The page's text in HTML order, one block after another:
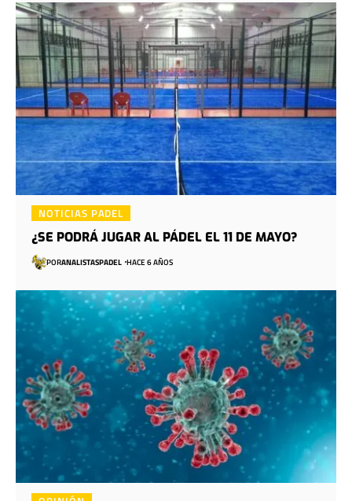
NOTICIAS PADEL
¿SE PODRÁ JUGAR AL PÁDEL EL 11 DE MAYO?
PORANALISTASPADEL HACE 6 AÑOS